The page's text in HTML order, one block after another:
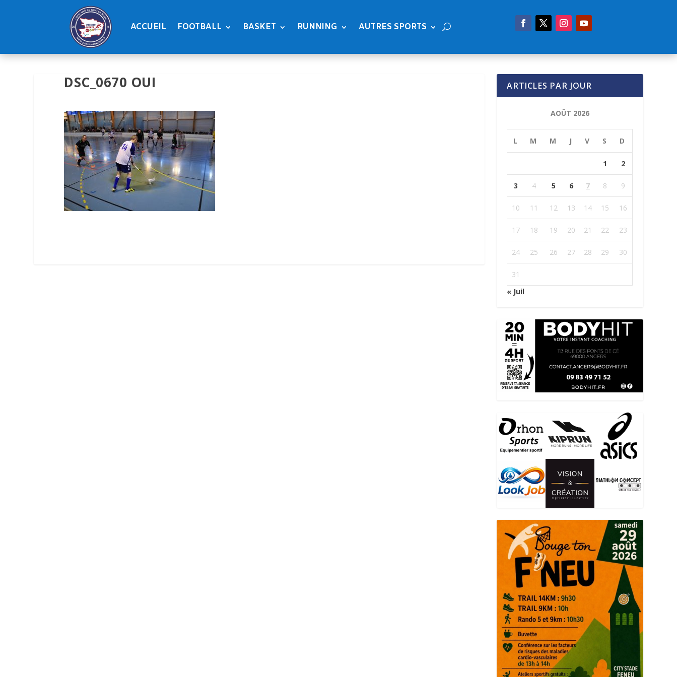
ACCUEIL FOOTBALL BASKET RUNNING AUTRES SPORTS
DSC_0670 OUI ARTICLES PAR JOUR
AOÛT 2026
L M M J V S D
1 2
3 4 5 6 7 8 9
10 11 12 13 14 15 16
17 18 19 20 21 22 23
24 25 26 27 28 29 30
31
« Juil